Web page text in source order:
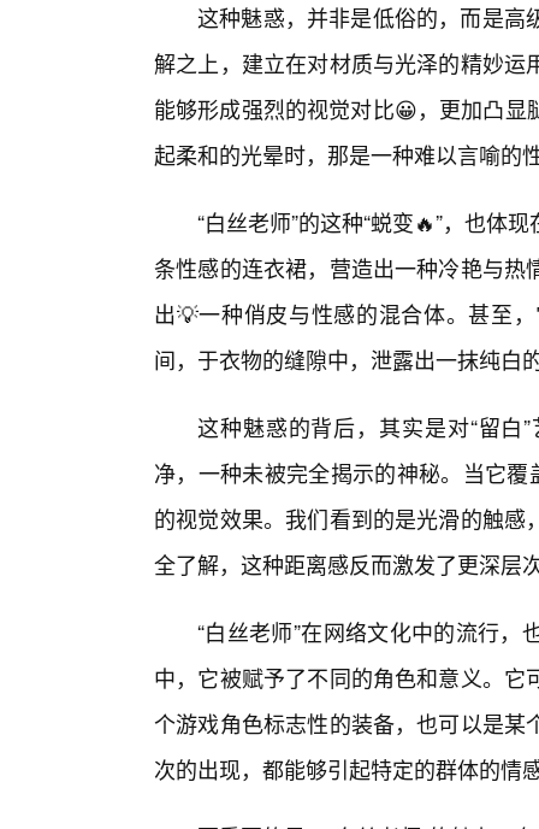
这种魅惑，并非是低俗的，而是高
解之上，建立在对材质与光泽的精妙
能够形成强烈的视觉对比😀，更加凸
起柔和的光晕时，那是一种难以言喻的
“白丝老师”的这种“蜕变🔥”，也体
条性感的连衣裙，营造出一种冷艳与
出💡一种俏皮与性感的混合体。甚至
间，于衣物的缝隙中，泄露出一抹纯白
这种魅惑的背后，其实是对“留白
净，一种未被完全揭示的神秘。当它
的视觉效果。我们看到的是光滑的触
全了解，这种距离感反而激发了更深层
“白丝老师”在网络文化中的流行
中，它被赋予了不同的角色和意义。
个游戏角色标志性的装备，也可以是
次的出现，都能够引起特定的群体的情